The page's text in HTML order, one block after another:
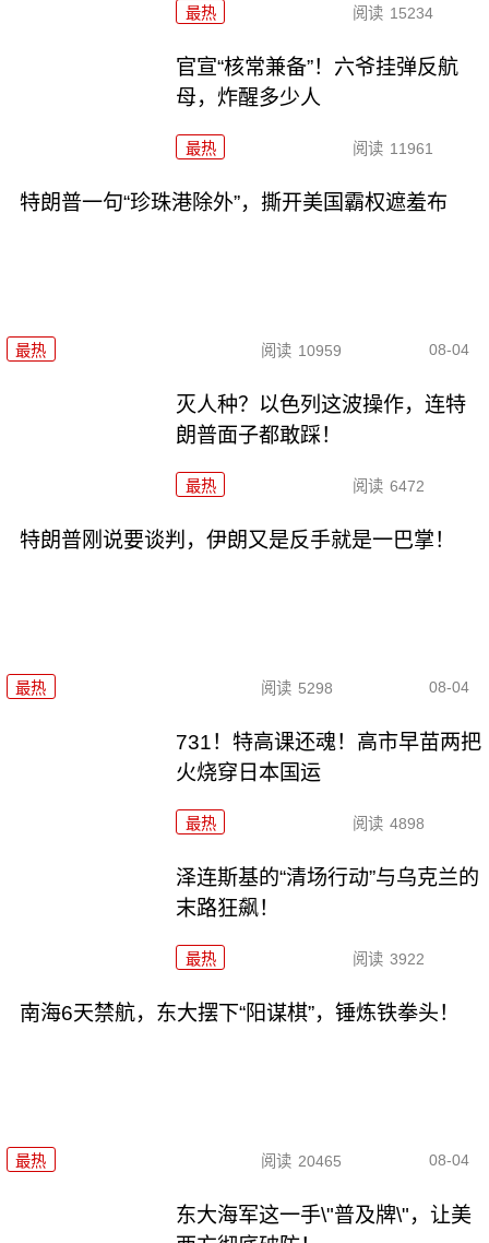
最热 阅读 15234
官宣“核常兼备”！六爷挂弹反航
母，炸醒多少人
最热 阅读 11961
特朗普一句“珍珠港除外”，撕开美国霸权遮羞布
最热 阅读 10959 08-04
灭人种？以色列这波操作，连特
朗普面子都敢踩！
最热 阅读 6472
特朗普刚说要谈判，伊朗又是反手就是一巴掌！
最热 阅读 5298 08-04
731！特高课还魂！高市早苗两把
火烧穿日本国运
最热 阅读 4898
泽连斯基的“清场行动”与乌克兰的
末路狂飙！
最热 阅读 3922
南海6天禁航，东大摆下“阳谋棋”，锤炼铁拳头！
最热 阅读 20465 08-04
东大海军这一手\"普及牌\"，让美